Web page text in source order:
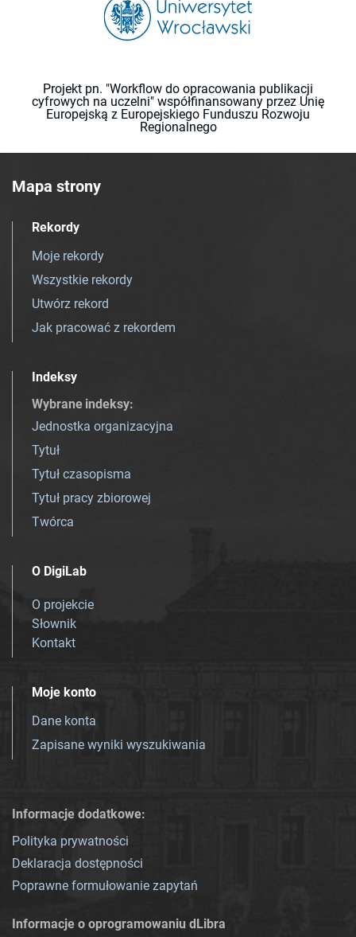
Projekt pn. "Workflow do opracowania publikacji
cyfrowych na uczelni" współfinansowany przez Unię
Europejską z Europejskiego Funduszu Rozwoju
Regionalnego
Mapa strony
Rekordy
Moje rekordy
Wszystkie rekordy
Utwórz rekord
Jak pracować z rekordem
Indeksy
Wybrane indeksy:
Jednostka organizacyjna
Tytuł
Tytuł czasopisma
Tytuł pracy zbiorowej
Twórca
O DigiLab
O projekcie
Słownik
Kontakt
Moje konto
Dane konta
Zapisane wyniki wyszukiwania
Informacje dodatkowe:
Polityka prywatności
Deklaracja dostępności
Poprawne formułowanie zapytań
Informacje o oprogramowaniu dLibra